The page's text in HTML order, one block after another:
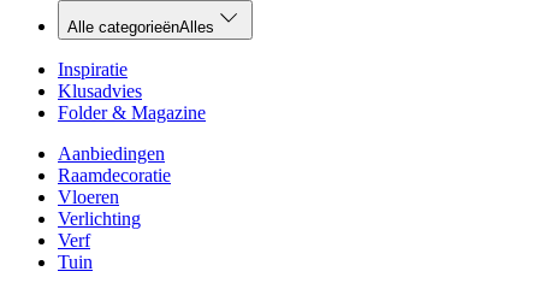
Alle categorieënAlles
Inspiratie
Klusadvies
Folder & Magazine
Aanbiedingen
Raamdecoratie
Vloeren
Verlichting
Verf
Tuin